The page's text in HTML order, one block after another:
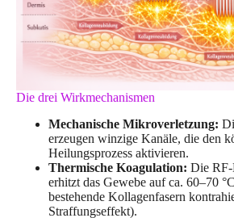
Die drei Wirkmechanismen
Mechanische Mikroverletzung:
erzeugen winzige Kanäle, die den
Heilungsprozess aktivieren.
Thermische Koagulation: Die
erhitzt das Gewebe auf ca. 60–70
bestehende Kollagenfasern
Straffungseffekt).